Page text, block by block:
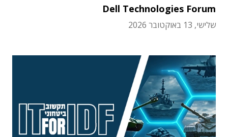
Dell Technologies Forum
שלישי, 13 באוקטובר 2026